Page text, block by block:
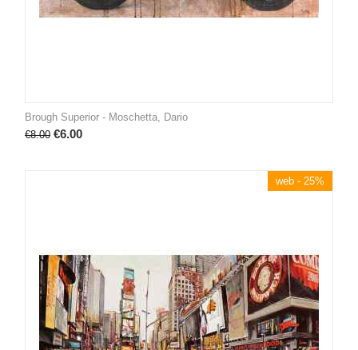
Brough Superior - Moschetta, Dario
€8.00 €6.00
web - 25%